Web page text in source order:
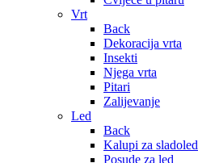
Vrt
Back
Dekoracija vrta
Insekti
Njega vrta
Pitari
Zalijevanje
Led
Back
Kalupi za sladoled
Posude za led